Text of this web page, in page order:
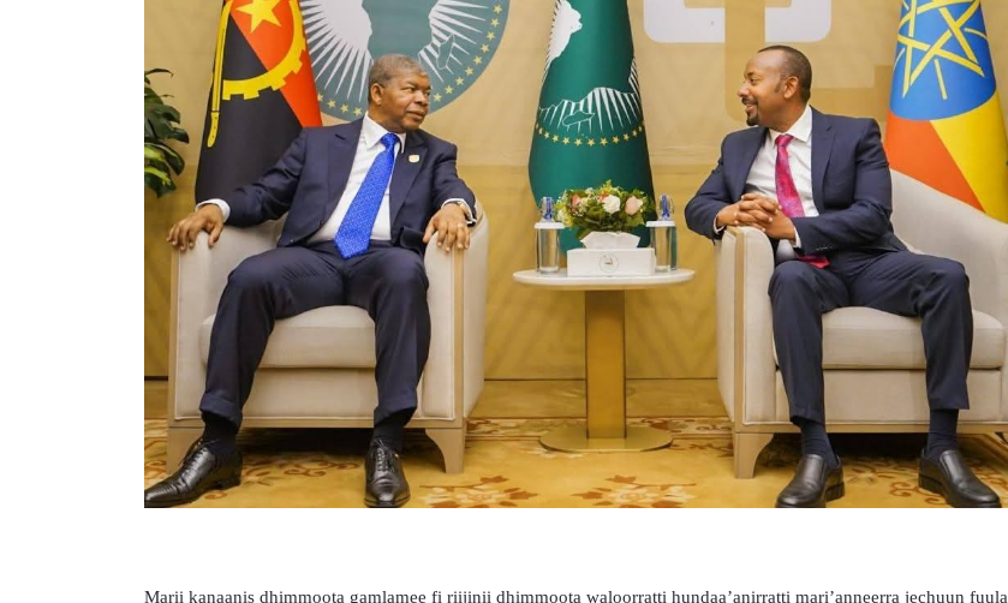
Marii kanaanis dhimmoota gamlamee fi riijinii dhimmoota waloorratti hundaa’anirratti mari’anneerra jechuun fuula